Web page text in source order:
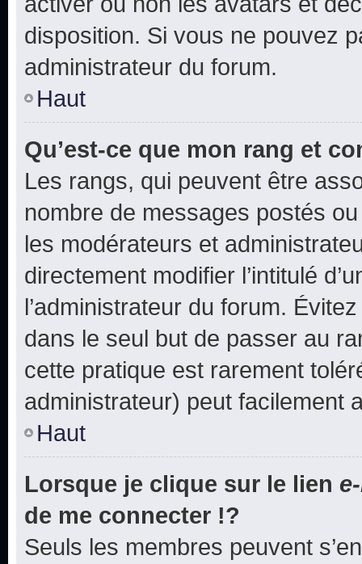
disposition. Si vous ne pouvez
administrateur du forum.
Haut
Qu’est-ce que mon rang et
Les rangs, qui peuvent être
nombre de messages postés
les modérateurs et
directement modifier l’intitulé
l’administrateur du forum.
dans le seul but de passer au
cette pratique est rarement
administrateur) peut facilement
Haut
Lorsque je clique sur le lien
de me connecter !?
Seuls les membres peuvent